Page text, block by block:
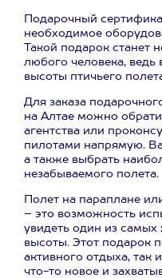
Подарочный
необходимое
Такой подарок станет
любого человека, ведь
высоты птичьего
Для заказа
на Алтае можно
агентства или
пилотами напрямую.
а также выбрать
незабываемого полета.
Полет на параплане
– это возможность
увидеть один из
высоты. Этот подарок
активного отдыха, так
что-то новое и